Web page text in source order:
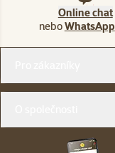
Online chat
neboWhatsApp